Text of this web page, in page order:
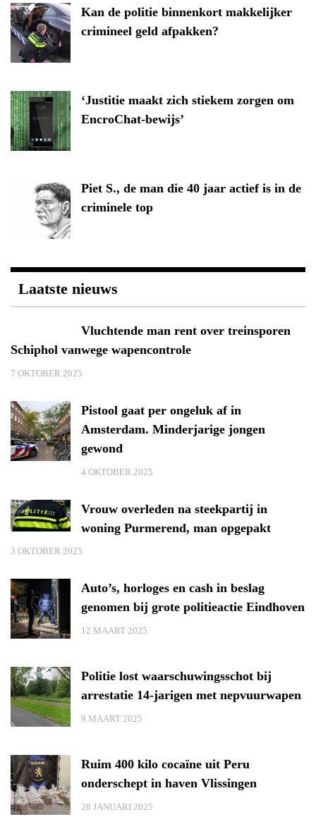
Kan de politie binnenkort makkelijker
crimineel geld afpakken?
‘Justitie maakt zich stiekem zorgen om
EncroChat-bewijs’
Piet S., de man die 40 jaar actief is in de
criminele top
Laatste nieuws
Vluchtende man rent over treinsporen
Schiphol vanwege wapencontrole
7 OKTOBER 2025
Pistool gaat per ongeluk af in
Amsterdam. Minderjarige jongen
gewond
4 OKTOBER 2025
Vrouw overleden na steekpartij in
woning Purmerend, man opgepakt
3 OKTOBER 2025
Auto’s, horloges en cash in beslag
genomen bij grote politieactie Eindhoven
12 MAART 2025
Politie lost waarschuwingsschot bij
arrestatie 14-jarigen met nepvuurwapen
9 MAART 2025
Ruim 400 kilo cocaïne uit Peru
onderschept in haven Vlissingen
28 JANUARI 2025